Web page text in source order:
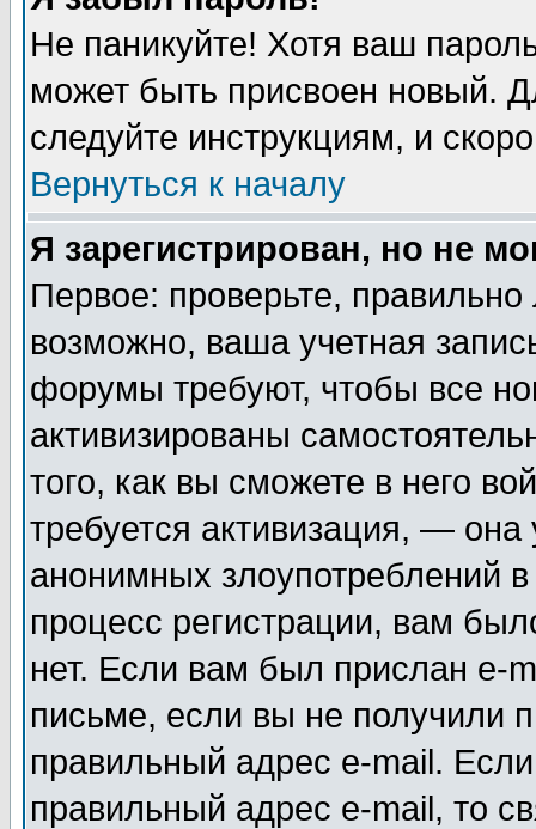
Не паникуйте! Хотя ваш
может быть присвоен новый.
следуйте инструкциям, и
Вернуться к началу
Я зарегистрирован, но не
Первое: проверьте,
возможно, ваша учетная
форумы требуют, чтобы все
активизированы
того, как вы сможете в него
требуется активизация, —
анонимных злоупотреблений
процесс регистрации, вам
нет. Если вам был прислан e-
письме, если вы не получили
правильный адрес e-mail.
правильный адрес e-mail, то